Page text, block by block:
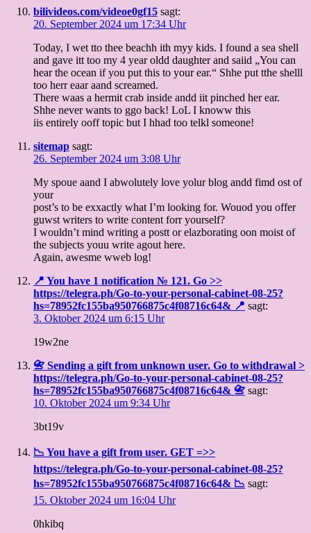
bilivideos.com/videoe0gf15 sagt:
20. September 2024 um 17:34 Uhr
Today, I wet tto thee beachh ith myy kids. I found a sea shell
and gave itt too my 4 year oldd daughter and saiid „You can
hear the ocean if you put this to your ear.“ Shhe put tthe shelll
too herr eaar aand screamed.
There waas a hermit crab inside andd iit pinched her ear.
Shhe never wants to ggo back! LoL I knoww this
iis entirely ooff topic but I hhad too telkl someone!
sitemap sagt:
26. September 2024 um 3:08 Uhr
My spoue aand I abwolutely love yolur blog andd fimd ost of
your
post’s to be exxactly what I’m looking for. Wouod you offer
guwst writers to write content forr yourself?
I wouldn’t mind writing a postt or elazborating oon moist of
the subjects youu write agout here.
Again, awesme wweb log!
📍 You have 1 notification № 121. Go >>
https://telegra.ph/Go-to-your-personal-cabinet-08-25?
hs=78952fc155ba950766875c4f08716c64& 📍 sagt:
3. Oktober 2024 um 6:15 Uhr
19w2ne
📇 Sending a gift from unknown user. Gо tо withdrаwаl >
https://telegra.ph/Go-to-your-personal-cabinet-08-25?
hs=78952fc155ba950766875c4f08716c64& 📇 sagt:
10. Oktober 2024 um 9:34 Uhr
3bt19v
📉 You have a gift from user. GET =>>
https://telegra.ph/Go-to-your-personal-cabinet-08-25?
hs=78952fc155ba950766875c4f08716c64& 📉 sagt:
15. Oktober 2024 um 16:04 Uhr
0hkibq